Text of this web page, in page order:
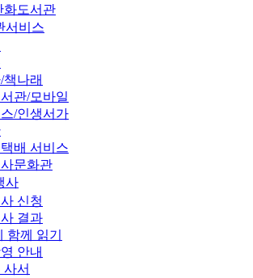
화도서관
서비스
책나래
관/모바일
/인생서가
배 서비스
문화관
사
신청
결과
함께 읽기
안내
사서